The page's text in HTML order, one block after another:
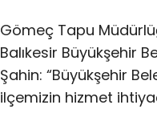
Gömeç Tapu
Balıkesir Büyükşehir
Şahin: “Büyükşehir
ilçemizin hizmet